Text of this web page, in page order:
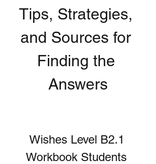
Tips, Strategies,
and Sources for
Finding the
Answers
Wishes Level B2.1
Workbook Students